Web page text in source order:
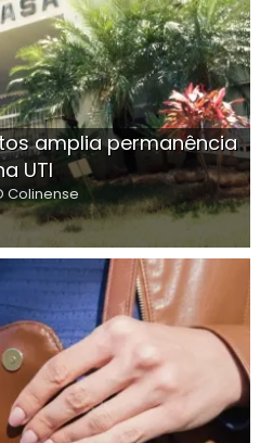
amplia permanência
UTI
Colinense